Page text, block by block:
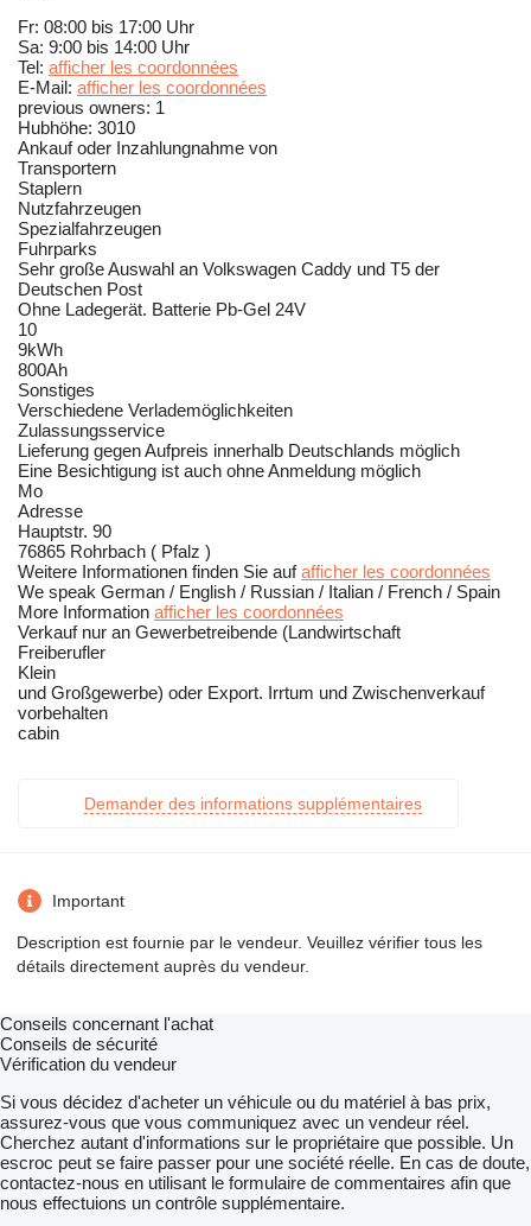
Fr: 08:00 bis 17:00 Uhr
Sa: 9:00 bis 14:00 Uhr
Tel: afficher les coordonnées
E-Mail: afficher les coordonnées
previous owners: 1
Hubhöhe: 3010
Ankauf oder Inzahlungnahme von
Transportern
Staplern
Nutzfahrzeugen
Spezialfahrzeugen
Fuhrparks
Sehr große Auswahl an Volkswagen Caddy und T5 der
Deutschen Post
Ohne Ladegerät. Batterie Pb-Gel 24V
10
9kWh
800Ah
Sonstiges
Verschiedene Verlademöglichkeiten
Zulassungsservice
Lieferung gegen Aufpreis innerhalb Deutschlands möglich
Eine Besichtigung ist auch ohne Anmeldung möglich
Mo
Adresse
Hauptstr. 90
76865 Rohrbach ( Pfalz )
Weitere Informationen finden Sie aufafficher les coordonnées
We speak German / English / Russian / Italian / French / Spain
More Information afficher les coordonnées
Verkauf nur an Gewerbetreibende (Landwirtschaft
Freiberufler
Klein
und Großgewerbe) oder Export. Irrtum und Zwischenverkauf
vorbehalten
cabin
Demander des informations supplémentaires
Important
Description est fournie par le vendeur. Veuillez vérifier tous les
détails directement auprès du vendeur.
Conseils concernant l'achat
Conseils de sécurité
Vérification du vendeur
Si vous décidez d'acheter un véhicule ou du matériel à bas prix,
assurez-vous que vous communiquez avec un vendeur réel.
Cherchez autant d'informations sur le propriétaire que possible. Un
escroc peut se faire passer pour une société réelle. En cas de doute,
contactez-nous en utilisant le formulaire de commentaires afin que
nous effectuions un contrôle supplémentaire.